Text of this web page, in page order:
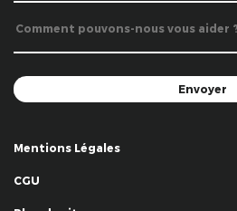
Mentions Légales
CGU